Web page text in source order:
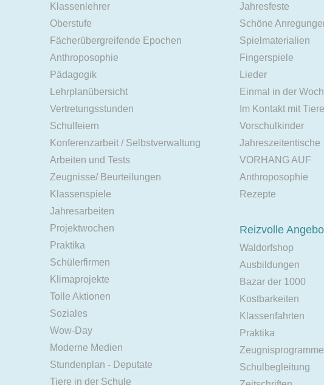
Klassenlehrer
Oberstufe
Fächerübergreifende Epochen
Anthroposophie
Pädagogik
Lehrplanübersicht
Vertretungsstunden
Schulfeiern
Konferenzarbeit / Selbstverwaltung
Arbeiten und Tests
Zeugnisse/ Beurteilungen
Klassenspiele
Jahresarbeiten
Projektwochen
Praktika
Schülerfirmen
Klimaprojekte
Tolle Aktionen
Soziales
Wow-Day
Moderne Medien
Stundenplan - Deputate
Tiere in der Schule
Jahresfeste
Schöne
Spielmaterialien
Fingerspiele
Lieder
Einmal in der
Im Kontakt mit
Vorschulkinder
Jahreszeitentische
VORHANG AUF
Anthroposophie
Rezepte
Reizvolle
Waldorfshop
Ausbildungen
Bazar der 1000
Kostbarkeiten
Klassenfahrten
Praktika
Zeugnisprogramme
Schulbegleitung